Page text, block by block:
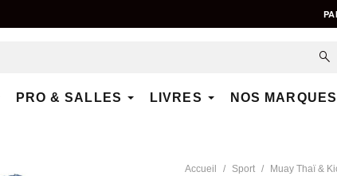
PRO & SALLES LIVRES NOS MARQUES
search
Accueil Sport Muay Thaï &